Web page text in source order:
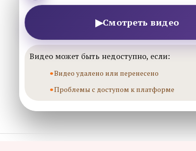
▶Смотреть видео
Видео может быть недоступно, если:
Видео удалено или перенесено
Проблемы с доступом к платформе